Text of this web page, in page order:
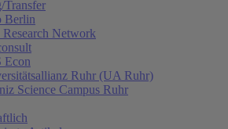
Transfer
Berlin
Network
Econ
Ruhr (UA Ruhr)
Science Campus Ruhr